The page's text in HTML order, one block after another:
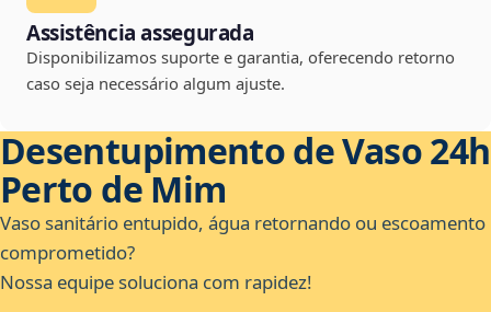
Assistência assegurada
Disponibilizamos suporte e garantia, oferecendo retorno
caso seja necessário algum ajuste.
Desentupimento de Vaso 24h
Perto de Mim
Vaso sanitário entupido, água retornando ou escoamento
comprometido?
Nossa equipe soluciona com rapidez!